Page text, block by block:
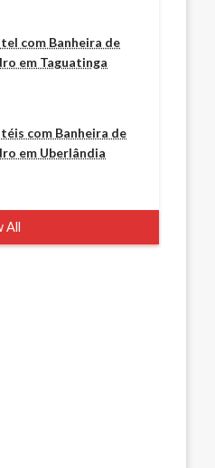
com Banheira de
em Taguatinga
com Banheira de
em Uberlândia
All